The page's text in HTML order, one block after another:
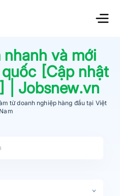
và mới
[Cập nhật
] | Jobsnew.vn
từdoanh nghiệp hàng đầu tại Việt
Nam